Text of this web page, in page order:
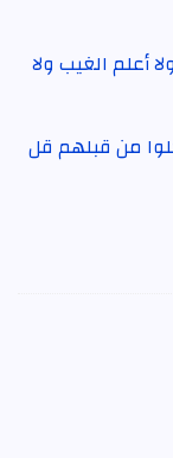
أعلم الغيب ولا
من قبلهم قل